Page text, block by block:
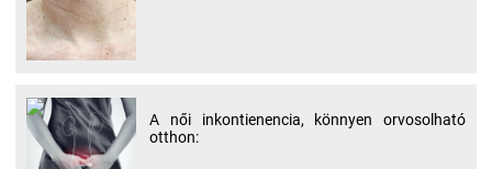
A női inkontienencia, könnyen orvosolható
otthon: